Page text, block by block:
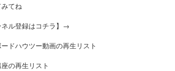
てね
ネル登録はコチラ】→
ドハウツー動画の再生リスト
の再生リスト